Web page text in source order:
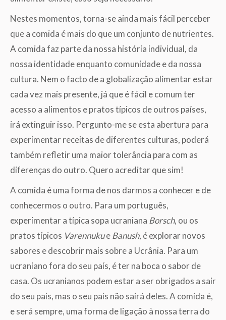
Nestes momentos, torna-se ainda mais fácil perceber
que a comida é mais do que um conjunto de nutrientes.
A comida faz parte da nossa história individual, da
nossa identidade enquanto comunidade e da nossa
cultura. Nem o facto de a globalização alimentar estar
cada vez mais presente, já que é fácil e comum ter
acesso a alimentos e pratos típicos de outros países,
irá extinguir isso. Pergunto-me se esta abertura para
experimentar receitas de diferentes culturas, poderá
também refletir uma maior tolerância para com as
diferenças do outro. Quero acreditar que sim!
A comida é uma forma de nos darmos a conhecer e de
conhecermos o outro. Para um português,
experimentar a típica sopa ucraniana Borsch, ou os
pratos típicos VarennukueBanush, é explorar novos
sabores e descobrir mais sobre a Ucrânia. Para um
ucraniano fora do seu país, é ter na boca o sabor de
casa. Os ucranianos podem estar a ser obrigados a sair
do seu país, mas o seu país não sairá deles. A comida é,
e será sempre, uma forma de ligação à nossa terra do